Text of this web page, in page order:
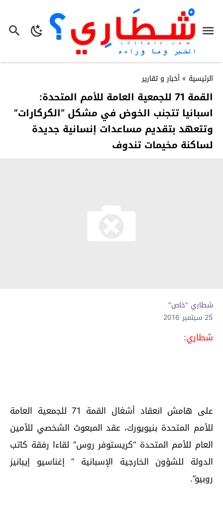
الرئيسية » أخبار و تقارير
القمة 71 للجمعية العامة للأمم المتحدة:
اسبانيا تتجنب الخوض في مشكل “الكركارات”
وتتعهد بتقديم مساعدات إنسانية جديدة
لساكنة مخيمات تندوف
شطاري "خاص"
25 سبتمبر 2016
شطاري:
على هامش انعقاد أشغال القمة 71 للجمعية العامة
للأمم المتحدة بنيويورك، عقد المبعوث الشخصي للأمين
العام للأمم المتحدة “كريستوفر روس” لقاءا رفقة كاتب
الدولة للشؤون الخارجية الإسبانية ” إغناسيو إيبانيز
روبيو”.